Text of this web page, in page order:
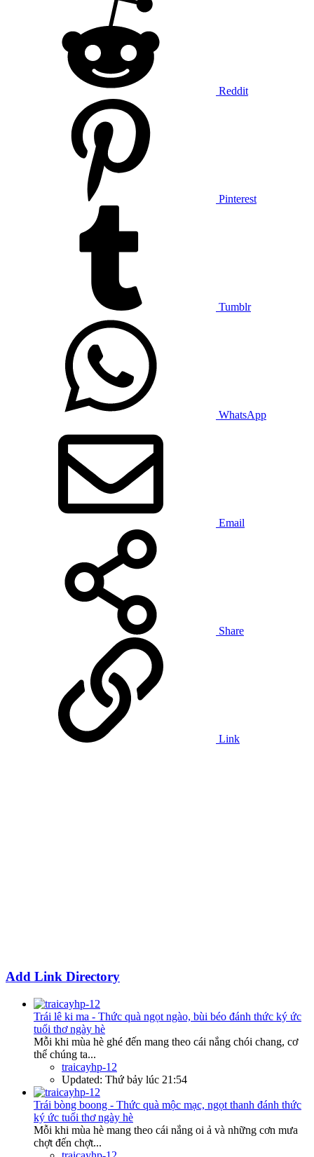
Reddit
Pinterest
Tumblr
WhatsApp
Email
Share
Link
Add Link Directory
Trái lê ki ma - Thức quà ngọt ngào, bùi béo đánh thức ký ức
tuổi thơ ngày hè
Mỗi khi mùa hè ghé đến mang theo cái nắng chói chang, cơ
thể chúng ta...
traicayhp-12
Updated: Thứ bảy lúc 21:54
Trái bòng boong - Thức quà mộc mạc, ngọt thanh đánh thức
ký ức tuổi thơ ngày hè
Mỗi khi mùa hè mang theo cái nắng oi ả và những cơn mưa
chợt đến chợt...